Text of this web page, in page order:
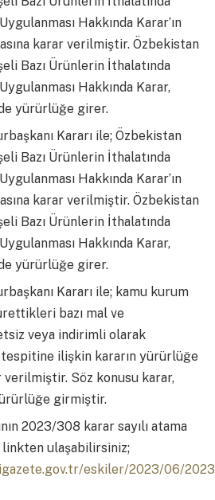
Hakkında Karar’ın
karar verilmiştir. Özbekistan
Bazı Ürünlerin İthalatında
Hakkında Karar,
yürürlüğe girer.
Kararı ile; Özbekistan
Bazı Ürünlerin İthalatında
Hakkında Karar’ın
karar verilmiştir. Özbekistan
Bazı Ürünlerin İthalatında
Hakkında Karar,
yürürlüğe girer.
Kararı ile; kamu kurum
bazı mal ve
veya indirimli olarak
tespitine ilişkin kararın yürürlüğe
verilmiştir. Söz konusu karar,
girmiştir.
2023/308 karar sayılı atama
linkten ulaşabilirsiniz;
eskiler/2023/06/